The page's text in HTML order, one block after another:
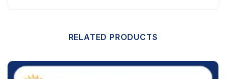
RELATED PRODUCTS